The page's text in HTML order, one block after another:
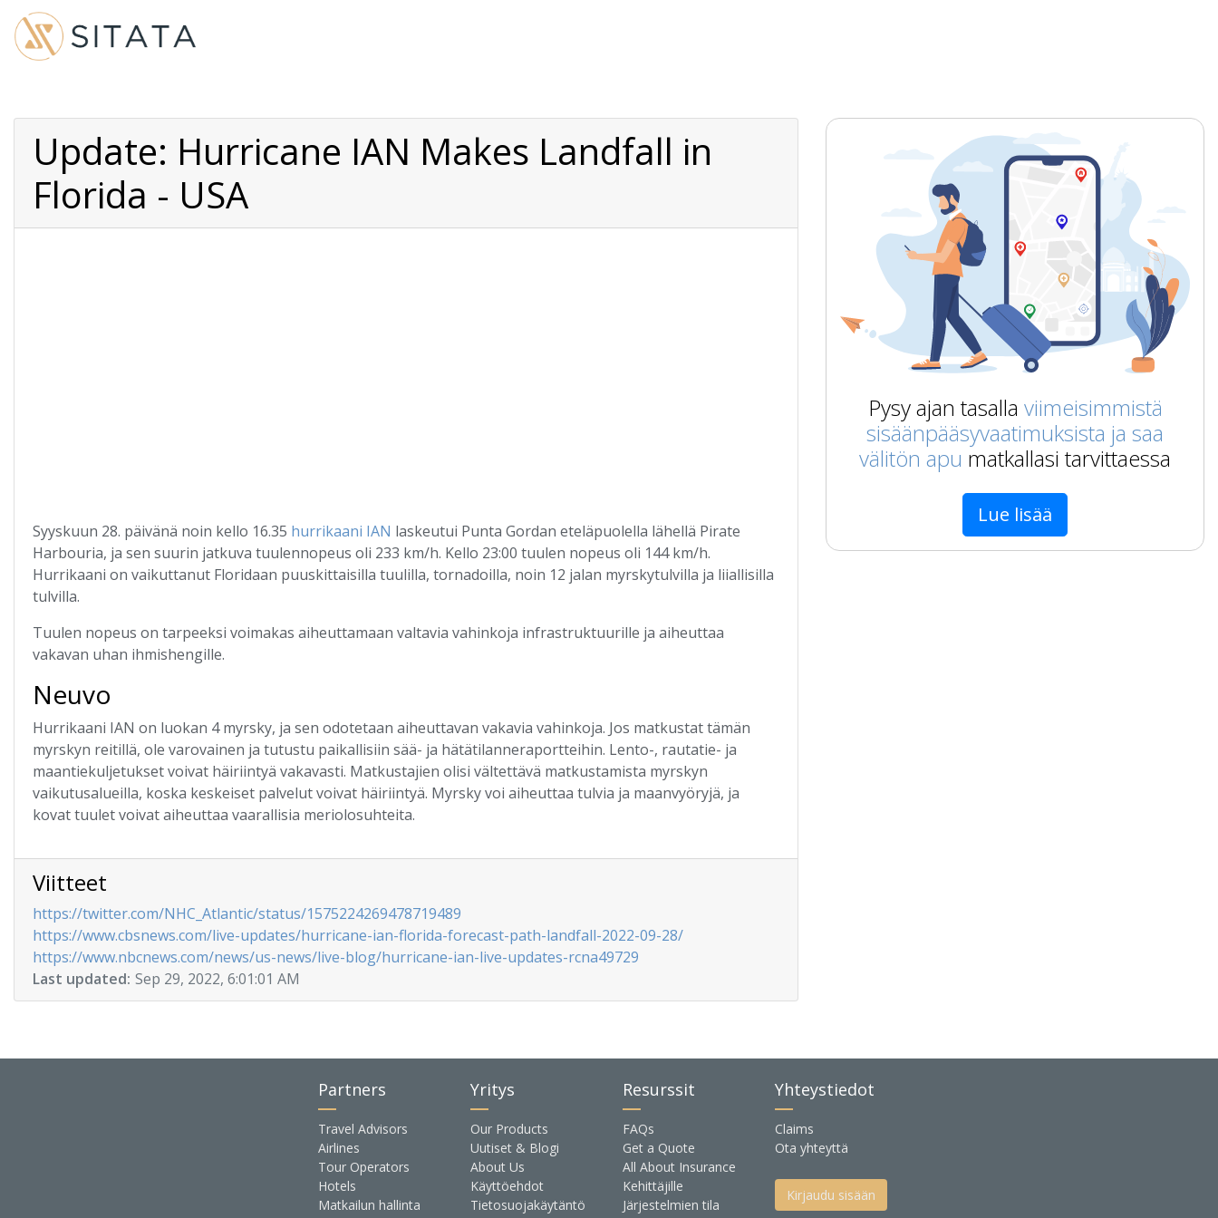
Update: Hurricane IAN Makes Landfall in
Florida - USA
Syyskuun 28. päivänä noin kello 16.35 hurrikaani IAN laskeutui Punta Gordan eteläpuolella lähellä Pirate
Harbouria, ja sen suurin jatkuva tuulennopeus oli 233 km/h. Kello 23:00 tuulen nopeus oli 144 km/h.
Hurrikaani on vaikuttanut Floridaan puuskittaisilla tuulilla, tornadoilla, noin 12 jalan myrskytulvilla ja liiallisilla
tulvilla.
Tuulen nopeus on tarpeeksi voimakas aiheuttamaan valtavia vahinkoja infrastruktuurille ja aiheuttaa
vakavan uhan ihmishengille.
Neuvo
Hurrikaani IAN on luokan 4 myrsky, ja sen odotetaan aiheuttavan vakavia vahinkoja. Jos matkustat tämän
myrskyn reitillä, ole varovainen ja tutustu paikallisiin sää- ja hätätilanneraportteihin. Lento-, rautatie- ja
maantiekuljetukset voivat häiriintyä vakavasti. Matkustajien olisi vältettävä matkustamista myrskyn
vaikutusalueilla, koska keskeiset palvelut voivat häiriintyä. Myrsky voi aiheuttaa tulvia ja maanvyöryjä, ja
kovat tuulet voivat aiheuttaa vaarallisia meriolosuhteita.
Viitteet
https://twitter.com/NHC_Atlantic/status/1575224269478719489
https://www.cbsnews.com/live-updates/hurricane-ian-florida-forecast-path-landfall-2022-09-28/
https://www.nbcnews.com/news/us-news/live-blog/hurricane-ian-live-updates-rcna49729
Last updated: Sep 29, 2022, 6:01:01 AM
Pysy ajan tasalla viimeisimmistä
sisäänpääsyvaatimuksista ja saa
välitön apu matkallasi tarvittaessa
Lue lisää
Partners
Travel Advisors
Airlines
Tour Operators
Hotels
Matkailun hallinta
Yritys
Our Products
Uutiset & Blogi
About Us
Käyttöehdot
Tietosuojakäytäntö
Resurssit
FAQs
Get a Quote
All About Insurance
Kehittäjille
Järjestelmien tila
Yhteystiedot
Claims
Ota yhteyttä
Kirjaudu sisään